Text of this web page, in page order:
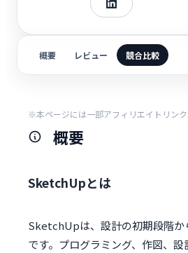
概要 レビュー 競合比較
※本ページには一部アフィリエイトリンク
概要
SketchUpとは
SketchUpは、設計の初期段階か
です。プログラミング、作図、